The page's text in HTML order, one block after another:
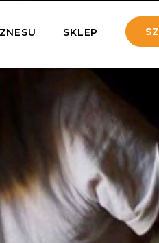
WSPIERAM
Przybij nam 5!
Pomagaj
pomoc 5 zł
Adoptuj Seniora
Dołącz do rodziny
go finansowo i
przez
Dajemy
w
SKLEP